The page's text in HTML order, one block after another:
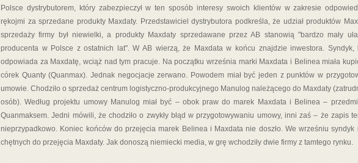
Polsce dystrybutorem, który zabezpieczył w ten sposób interesy swoich klientów w zakresie
rękojmi za sprzedane produkty Maxdaty. Przedstawiciel dystrybutora podkreśla, że udział produktów
sprzedaży firmy był niewielki, a produkty Maxdaty sprzedawane przez AB stanowią "bardzo mały
producenta w Polsce z ostatnich lat". W AB wierzą, że Maxdata w końcu znajdzie inwestora.
odpowiada za Maxdatę, wciąż nad tym pracuje. Na początku września marki Maxdata i Belinea miała
córek Quanty (Quanmax). Jednak negocjacje zerwano. Powodem miał być jeden z punktów w
umowie. Chodziło o sprzedaż centrum logistyczno-produkcyjnego Manulog należącego do Maxdaty
osób). Według projektu umowy Manulog miał być – obok praw do marek Maxdata i Belinea –
Quanmaksem. Jedni mówili, że chodziło o zwykły błąd w przygotowywaniu umowy, inni zaś – że zapis
nieprzypadkowo. Koniec końców do przejęcia marek Belinea i Maxdata nie doszło. We wrześniu syndyk
chętnych do przejęcia Maxdaty. Jak donoszą niemiecki media, w grę wchodziły dwie firmy z tamtego rynku.